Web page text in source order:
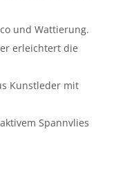
und Wattierung.
erleichtert die
Kunstleder mit
Spannvlies